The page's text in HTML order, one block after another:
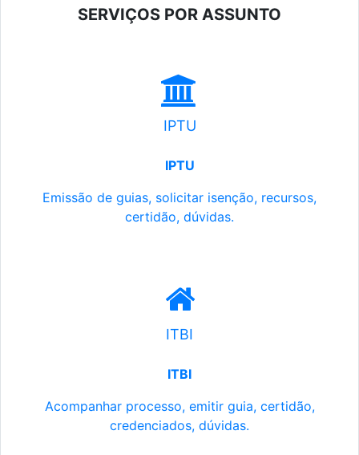
SERVIÇOS POR ASSUNTO
IPTU
IPTU
Emissão de guias, solicitar isenção, recursos,
certidão, dúvidas.
ITBI
ITBI
Acompanhar processo, emitir guia, certidão,
credenciados, dúvidas.